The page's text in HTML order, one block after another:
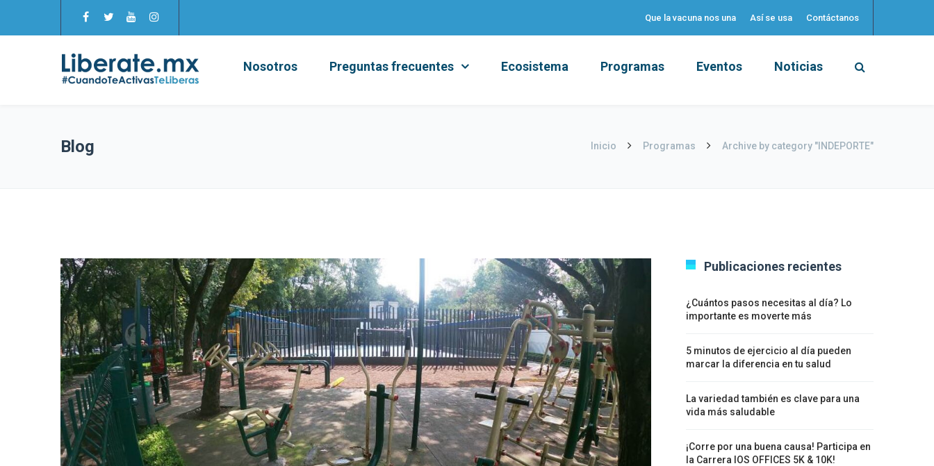
Que la vacuna nos una Así se usa Contáctanos
Nosotros Preguntas frecuentes Ecosistema Programas Eventos Noticias
Blog Inicio Programas Archive by category "INDEPORTE"
Publicaciones recientes
¿Cuántos pasos necesitas al día? Lo
importante es moverte más
5 minutos de ejercicio al día pueden
marcar la diferencia en tu salud
La variedad también es clave para una
vida más saludable
¡Corre por una buena causa! Participa en
la Carrera IOS OFFICES 5K & 10K!